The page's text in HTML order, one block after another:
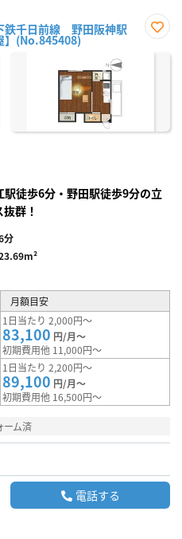
鉄千日前線 野田阪神駅
】(No.845408)
に入
駅徒歩6分・野田駅徒歩9分の立
群！
分
月額目安
1日当たり 2,000円～
83,100 円/月～
初期費用他 11,000円～
1日当たり 2,200円～
89,100 円/月～
初期費用他 16,500円～
ーム済
電話する